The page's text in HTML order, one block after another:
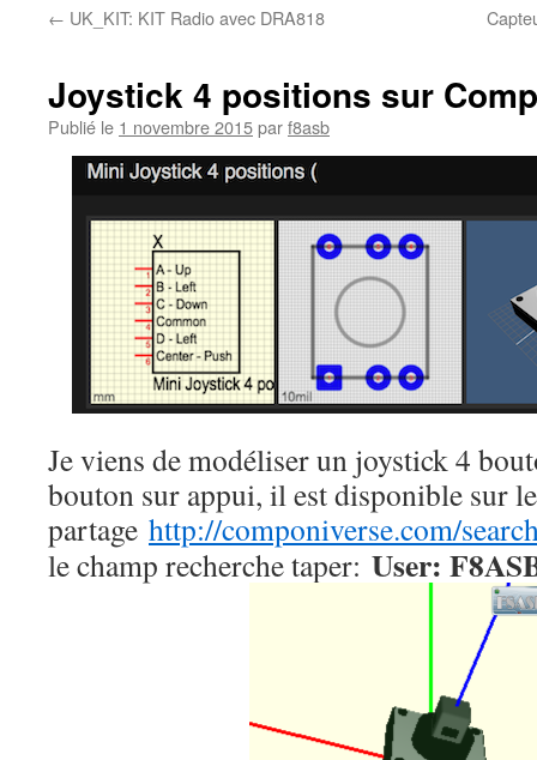
← UK_KIT: KIT Radio avec DRA818
Joystick 4 positions sur
Publié le 1 novembre 2015parf8asb
Je viens de modéliser un joystick 4
bouton sur appui, il est disponible sur
partage http://componiverse.com/
le champ recherche taper: User: